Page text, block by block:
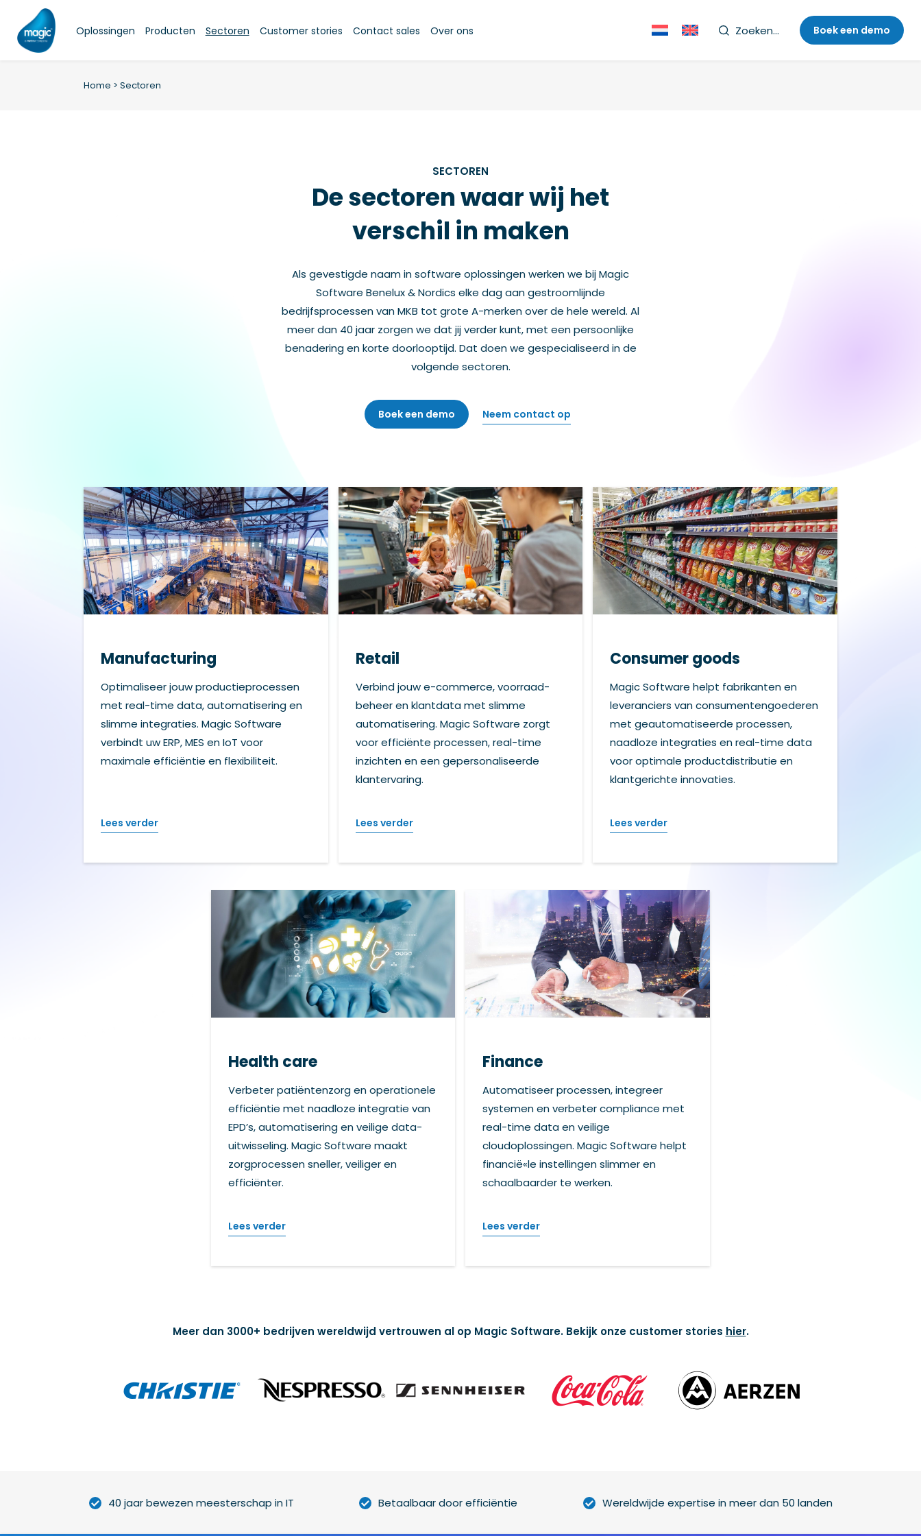
content
Oplossingen Producten Sectoren Customer stories Contact sales Over ons Zoeken... Boek een demo
Home > Sectoren
SECTOREN
De sectoren waar wij het
verschil in maken
Als gevestigde naam in software oplossingen werken we bij Magic
Software Benelux & Nordics elke dag aan gestroomlijnde
bedrijfsprocessen van MKB tot grote A-merken over de hele wereld. Al
meer dan 40 jaar zorgen we dat jij verder kunt, met een persoonlijke
benadering en korte doorlooptijd. Dat doen we gespecialiseerd in de
volgende sectoren.
Boek een demo Neem contact op
Manufacturing
Optimaliseer jouw productieprocessen
met real-time data, automatisering en
slimme integraties. Magic Software
verbindt uw ERP, MES en IoT voor
maximale efficiëntie en flexibiliteit.
Lees verder
Retail
Verbind jouw e-commerce, voorraad-
beheer en klantdata met slimme
automatisering. Magic Software zorgt
voor efficiënte processen, real-time
inzichten en een gepersonaliseerde
klantervaring.
Lees verder
Consumer goods
Magic Software helpt fabrikanten en
leveranciers van consumentengoederen
met geautomatiseerde processen,
naadloze integraties en real-time data
voor optimale productdistributie en
klantgerichte innovaties.
Lees verder
Health care
Verbeter patiëntenzorg en operationele
efficiëntie met naadloze integratie van
EPD’s, automatisering en veilige data-
uitwisseling. Magic Software maakt
zorgprocessen sneller, veiliger en
efficiënter.
Lees verder
Finance
Automatiseer processen, integreer
systemen en verbeter compliance met
real-time data en veilige
cloudoplossingen. Magic Software helpt
financië«le instellingen slimmer en
schaalbaarder te werken.
Lees verder
Meer dan 3000+ bedrijven wereldwijd vertrouwen al op Magic Software. Bekijk onze customer stories hier.
40 jaar bewezen meesterschap in IT Betaalbaar door efficiëntie Wereldwijde expertise in meer dan 50 landen